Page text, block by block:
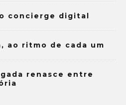
concierge digital
ao ritmo de cada um
renasce entre